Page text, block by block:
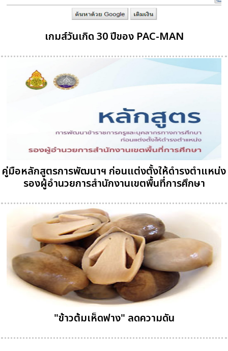
เกมส์วันเกิด 30 ปีของ PAC-MAN
คู่มือหลักสูตรการพัฒนาฯ ก่อนแต่งตั้งให้ดำรงตำแหน่ง
รองผู้อำนวยการสำนักงานเขตพื้นที่การศึกษา
"ข้าวต้มเห็ดฟาง" ลดความดัน